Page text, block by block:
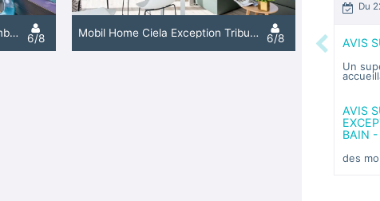
Previous
Du
AVIS
Un
AVIS
BAIN -
des
Ciela London Bus Spa - 3 Chambres 6/8 Mobil Home Ciela Exception Tribu Spa - 3 Chambres - Lave-Vaisselle, Plancha 6/8